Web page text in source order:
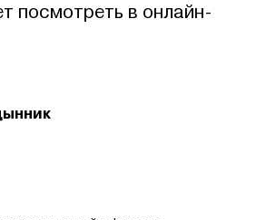
посмотреть в онлайн-